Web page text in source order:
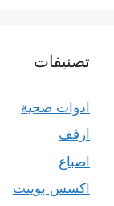
تصنيفات
ادوات صحية
ارفف
اصباغ
اكسس بوينت